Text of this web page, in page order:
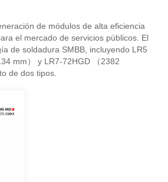
de módulos de alta eficiencia
el mercado de servicios públicos. El
de soldadura SMBB, incluyendo LR5
mm） y LR7-72HGD （2382
de dos tipos.